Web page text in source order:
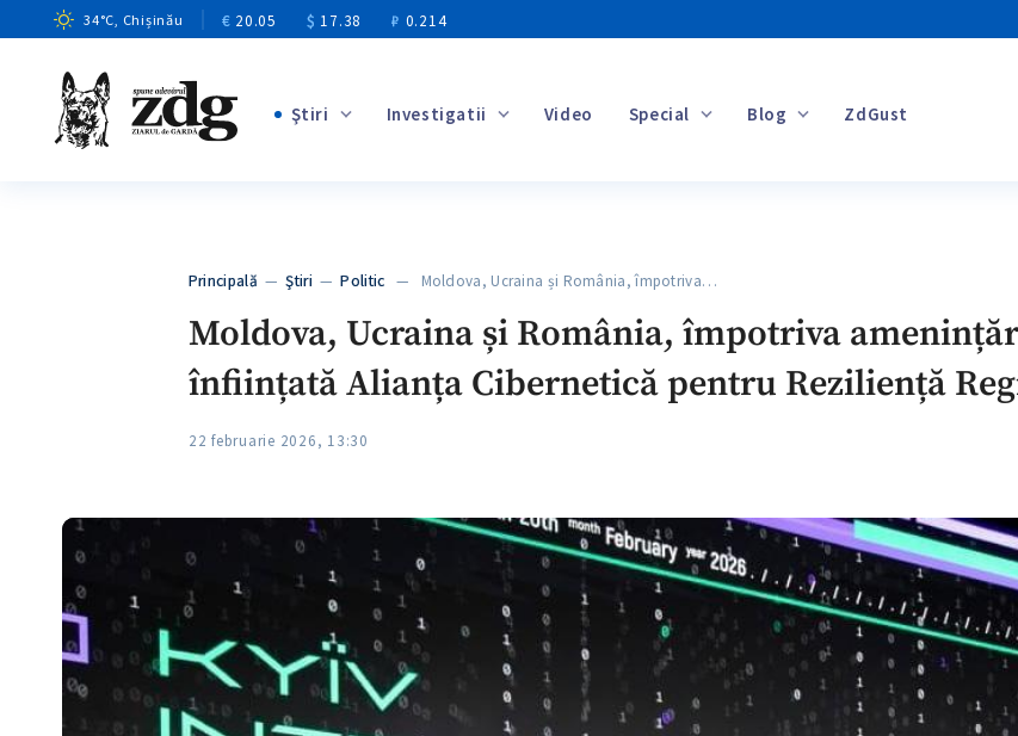
34°C, Chișinău € 20.05 $ 17.38 ₽ 0.214
Ştiri Investigatii Video Special Blog ZdGust
Principală —Ştiri —Politic — Moldova, Ucraina și România, împotriva…
Moldova, Ucraina și România, împotriva
înființată Alianța Cibernetică pentru Reziliență
22 februarie 2026, 13:30